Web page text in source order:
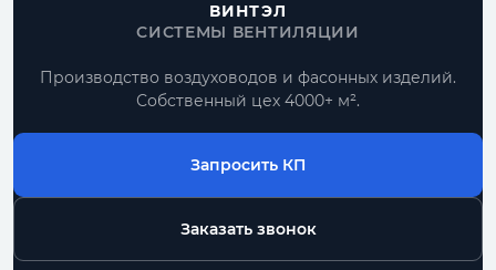
ВИНТЭЛ
СИСТЕМЫ ВЕНТИЛЯЦИИ
Производство воздуховодов и фасонных изделий.
Собственный цех 4000+ м².
Запросить КП
Заказать звонок